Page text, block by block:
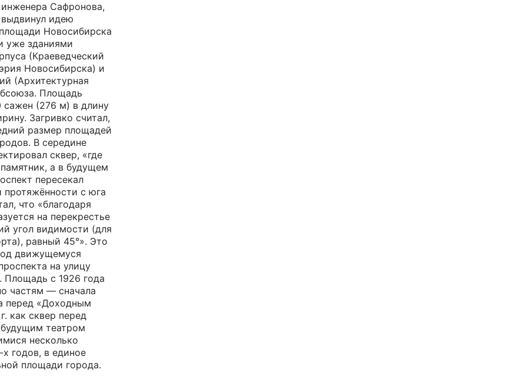
Сафронова,
идею
Новосибирска
уже зданиями
(Краеведческий
Новосибирска) и
(Архитектурная
Площадь
(276 м) в длину
Загривко считал,
размер площадей
В середине
сквер, «где
а в будущем
пересекал
с юга
что «благодаря
на перекрестье
угол видимости (для
равный 45°». Это
движущемуся
на улицу
Площадь с 1926 года
частям — сначала
перед «Доходным
как сквер перед
театром
несколько
годов, в единое
площади города.